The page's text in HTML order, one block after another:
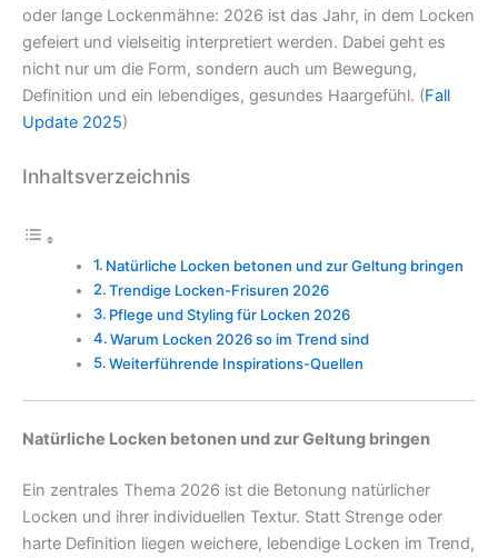
oder lange Lockenmähne: 2026 ist das Jahr, in dem Locken
gefeiert und vielseitig interpretiert werden. Dabei geht es
nicht nur um die Form, sondern auch um Bewegung,
Definition und ein lebendiges, gesundes Haargefühl. (Fall
Update 2025)
Inhaltsverzeichnis
Natürliche Locken betonen und zur Geltung bringen
Trendige Locken-Frisuren 2026
Pflege und Styling für Locken 2026
Warum Locken 2026 so im Trend sind
Weiterführende Inspirations-Quellen
Natürliche Locken betonen und zur Geltung bringen
Ein zentrales Thema 2026 ist die Betonung natürlicher
Locken und ihrer individuellen Textur. Statt Strenge oder
harte Definition liegen weichere, lebendige Locken im Trend,